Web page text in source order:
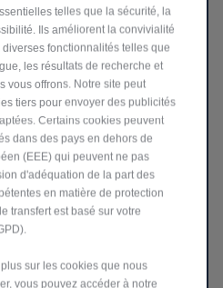
fabriqués en
vous garantissez à votre
élevées, une faible
de l’environnement.
avec plus de 30 marques,
la fabrication, la distribution
et antigel haut de
Les produits
dans les notices
telles que la sécurité, la
Ils améliorent la convivialité
fonctionnalités telles que
les résultats de recherche et
vous offrons. Notre site peut
tiers pour envoyer des publicités
Certains cookies peuvent
dans des pays en dehors de
(EEE) qui peuvent ne pas
d'adéquation de la part des
en matière de protection
transfert est basé sur votre
sur les cookies que nous
vous pouvez accéder à notre